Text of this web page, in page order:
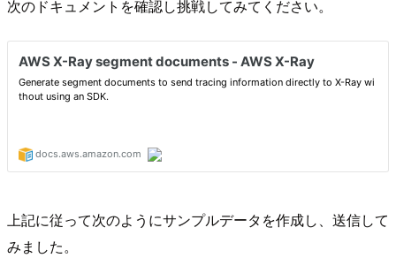
次のドキュメントを確認し挑戦してみてください。
上記に従って次のようにサンプルデータを作成し、送信して
みました。